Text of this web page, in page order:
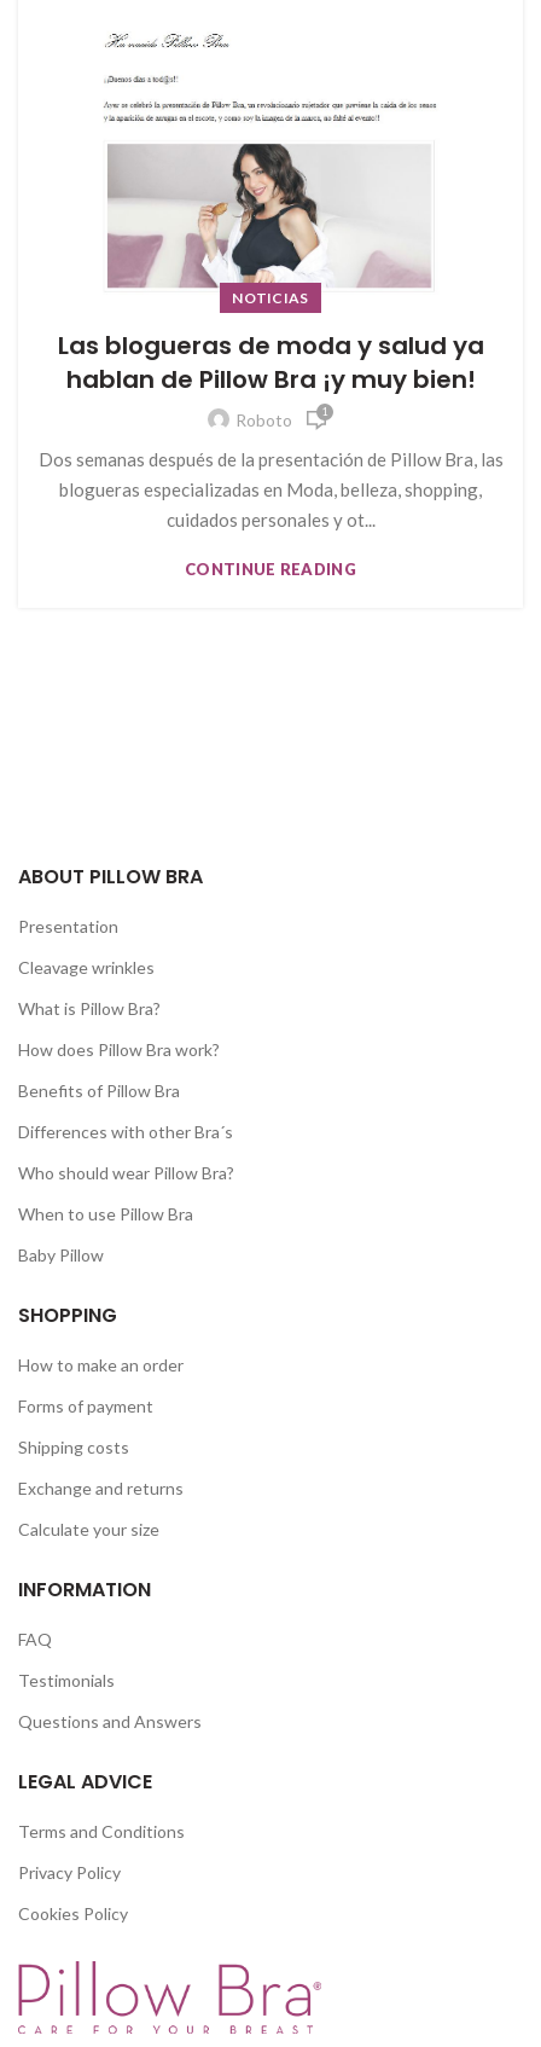
NOTICIAS
Las blogueras de moda y salud ya
hablan de Pillow Bra ¡y muy bien!
Roboto 1
Dos semanas después de la presentación de Pillow Bra, las
blogueras especializadas en Moda, belleza, shopping,
cuidados personales y ot...
CONTINUE READING
ABOUT PILLOW BRA
Presentation
Cleavage wrinkles
What is Pillow Bra?
How does Pillow Bra work?
Benefits of Pillow Bra
Differences with other Bra´s
Who should wear Pillow Bra?
When to use Pillow Bra
Baby Pillow
SHOPPING
How to make an order
Forms of payment
Shipping costs
Exchange and returns
Calculate your size
INFORMATION
FAQ
Testimonials
Questions and Answers
LEGAL ADVICE
Terms and Conditions
Privacy Policy
Cookies Policy